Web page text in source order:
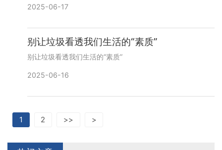
2025-06-17
别让垃圾看透我们生活的“素质”
别让垃圾看透我们生活的“素质”
2025-06-16
1 2 >> >